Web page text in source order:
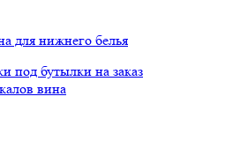
для нижнего белья
под бутылки на заказ
вина